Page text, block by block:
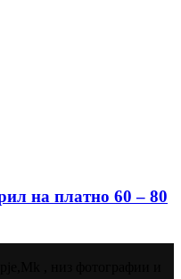
на платно 60 – 80